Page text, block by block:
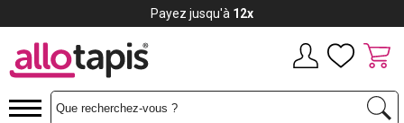
Payez jusqu'à 12x